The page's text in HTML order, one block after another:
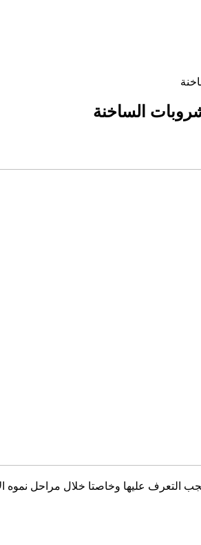
الساخنة
التعرف عليها وخاصتا خلال مراحل